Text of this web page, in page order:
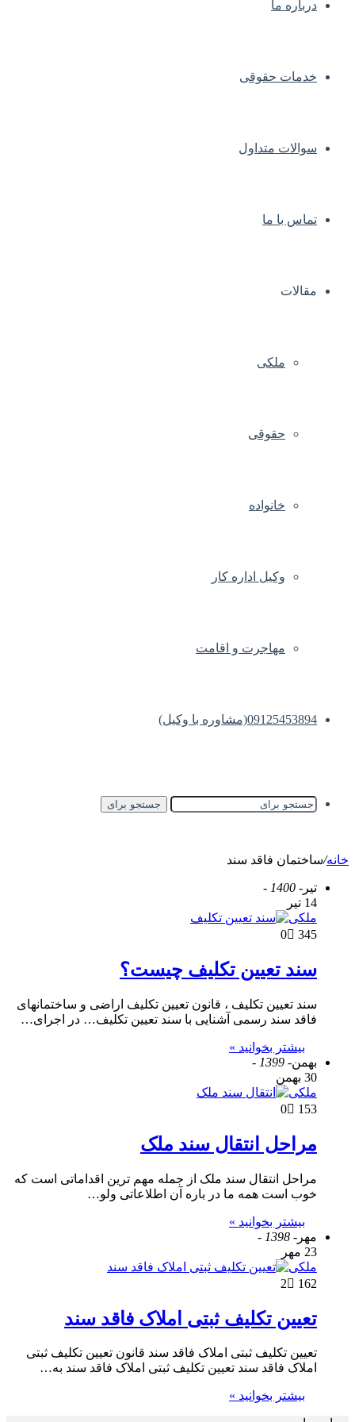
درباره ما
خدمات حقوقی
سوالات متداول
تماس با ما
مقالات
ملکی
حقوقی
خانواده
وکیل اداره کار
مهاجرت و اقامت
09125453894(مشاوره با وکیل)
جستجو برای
خانه/ساختمان فاقد سند
تیر - 1400 -
14 تیر
ملکی
0
345
سند تعیین تکلیف چیست؟
سند تعیین تکلیف ، قانون تعیین تکلیف اراضی و ساختمانهای
فاقد سند رسمی آشنایی با سند تعیین تکلیف… در اجرای…
بیشتر بخوانید »
بهمن- 1399 -
30 بهمن
ملکی
0
153
مراحل انتقال سند ملک
مراحل انتقال سند ملک از جمله مهم ترین اقداماتی است که
خوب است همه ما در باره آن اطلاعاتی ولو…
بیشتر بخوانید »
مهر - 1398 -
23 مهر
ملکی
2
162
تعیین تکلیف ثبتی املاک فاقد سند
تعیین تکلیف ثبتی املاک فاقد سند قانون تعیین تکلیف ثبتی
املاک فاقد سند تعیین تکلیف ثبتی املاک فاقد سند به…
بیشتر بخوانید »